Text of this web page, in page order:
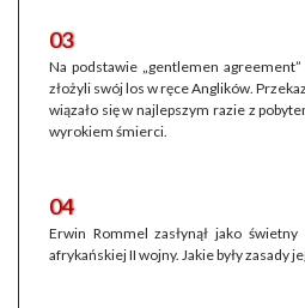
03
Na podstawie „gentlemen
złożyli swój los w ręce Anglików.
wiązało się w najlepszym razie z
wyrokiem śmierci.
04
Erwin Rommel zasłynął jako
afrykańskiej II wojny. Jakie były zasady